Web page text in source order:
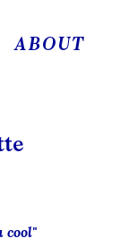
ABOUT
cool"